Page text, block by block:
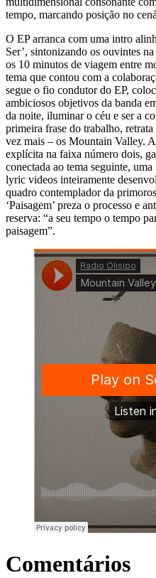
tempo, marcando posição no
O EP arranca com uma intro
Ser’, sintonizando os ouvintes
os 10 minutos de viagem entre
tema que contou com a
segue o fio condutor do EP,
ambiciosos objetivos da banda
da noite, iluminar o céu e ser a
primeira frase do trabalho,
vez mais – os Mountain Valley.
explícita na faixa número dois,
conectada ao tema seguinte, uma
lyric videos inteiramente
quadro contemplador da
‘Paisagem’ preza o processo e
reserva: “a seu tempo o tempo
paisagem”.
Comentários